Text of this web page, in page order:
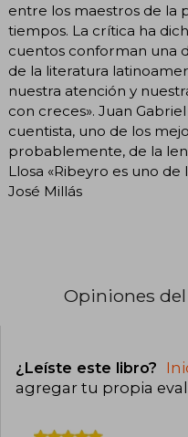
entre los maestros de la
tiempos. La crítica ha
cuentos conforman una
de la literatura
nuestra atención y
con creces». Juan
cuentista, uno de los
probablemente, de la
Llosa «Ribeyro es uno de
José Millás
Opiniones
¿Leíste este libro?
agregar tu propia